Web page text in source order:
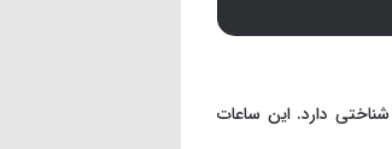
دارد. این ساعات